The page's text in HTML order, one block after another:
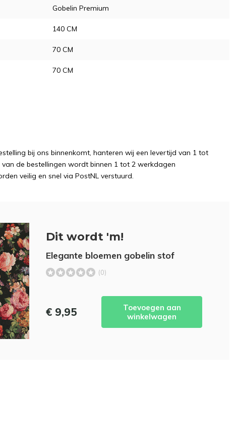
Gobelin Premium
140 CM
70 CM
70 CM
bij ons binnenkomt, hanteren wij een levertijd van 1 tot
de bestellingen wordt binnen 1 tot 2 werkdagen
veilig en snel via PostNL verstuurd.
Dit wordt 'm!
Elegante bloemen gobelin stof
(0)
€ 9,95
Toevoegen aan
winkelwagen